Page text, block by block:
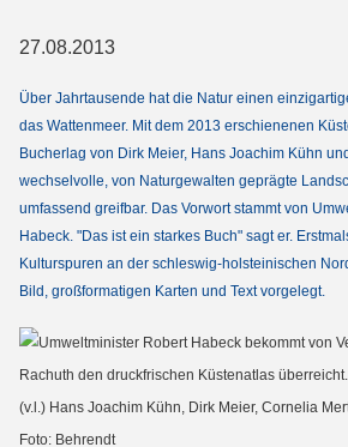
27.08.2013
Über Jahrtausende hat die Natur einen
das Wattenmeer. Mit dem 2013 erschienenen
Bucherlag von Dirk Meier, Hans Joachim Kühn
wechselvolle, von Naturgewalten geprägte
umfassend greifbar. Das Vorwort stammt von
Habeck. "Das ist ein starkes Buch" sagt er.
Kulturspuren an der schleswig-holsteinischen
Bild, großformatigen Karten und Text vorgelegt.